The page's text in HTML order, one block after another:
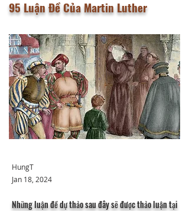
95 Luận Đề Của Martin Luther
HungT
Jan 18, 2024
Những luận đề dự thảo sau đây sẽ được thảo luận tại